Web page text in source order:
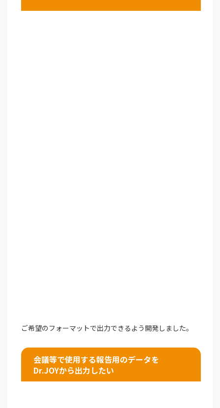
ご希望のフォーマットで出力できるよう開発しました。
会議等で使用する報告用のデータを
Dr.JOYから出力したい